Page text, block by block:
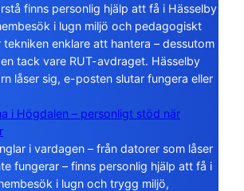
finns personlig hjälp att få i Hässelby
i lugn miljö och pedagogiskt
enklare att hantera – dessutom
tack vare RUT-avdraget. Hässelby
låser sig, e-posten slutar fungera eller
i Högdalen – personligt stöd när
i vardagen – från datorer som låser
fungerar – finns personlig hjälp att få i
i lugn och trygg miljö,